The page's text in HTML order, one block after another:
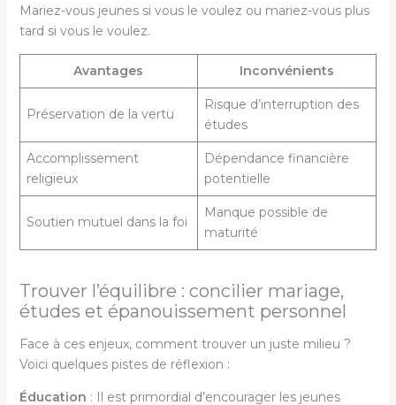
Mariez-vous jeunes si vous le voulez ou mariez-vous plus
tard si vous le voulez.
Avantages Inconvénients
Préservation de la vertu
Risque d’interruption des
études
Accomplissement
religieux
Dépendance financière
potentielle
Soutien mutuel dans la foi
Manque possible de
maturité
Trouver l’équilibre : concilier mariage,
études et épanouissement personnel
Face à ces enjeux, comment trouver un juste milieu ?
Voici quelques pistes de réflexion :
Éducation : Il est primordial d’encourager les jeunes